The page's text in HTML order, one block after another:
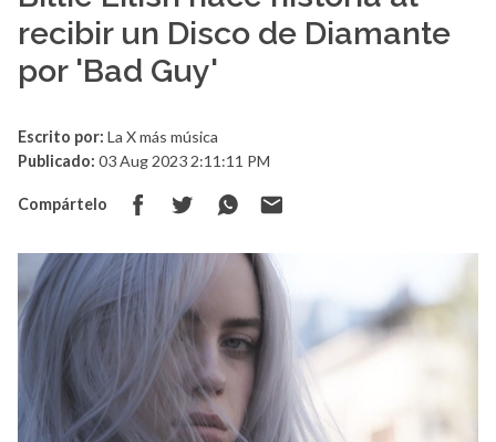
recibir un Disco de Diamante
por 'Bad Guy'
Escrito por: La X más música
Publicado: 03 Aug 2023 2:11:11 PM
Compártelo